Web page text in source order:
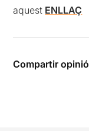
aquest ENLLAÇ
Compartir opinió